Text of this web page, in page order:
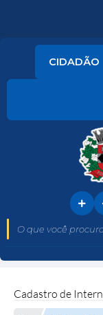
O que você
CIDADÃO
Cadastro de